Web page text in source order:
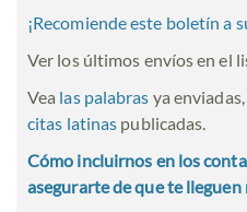
¡Recomiende este boletín a
Ver los últimos envíos en el
Vea las palabras ya
citas latinas publicadas.
Cómo incluirnos en los
asegurarte de que te